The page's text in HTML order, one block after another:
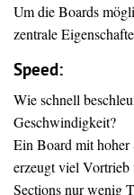
Um die Boards
zentrale
Speed:
Wie schnell
Geschwindigkeit?
Ein Board mit hoher
erzeugt viel Vortrieb
Sections nur wenig